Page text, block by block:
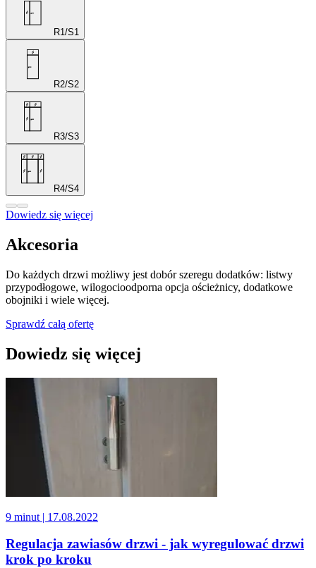
R1/S1
R2/S2
R3/S3
R4/S4
Dowiedz się więcej
Akcesoria
Do każdych drzwi możliwy jest dobór szeregu dodatków: listwy
przypodłogowe, wilogocioodporna opcja ościeżnicy, dodatkowe
obojniki i wiele więcej.
Sprawdź całą ofertę
Dowiedz się więcej
9 minut | 17.08.2022
Regulacja zawiasów drzwi - jak wyregulować drzwi
krok po kroku